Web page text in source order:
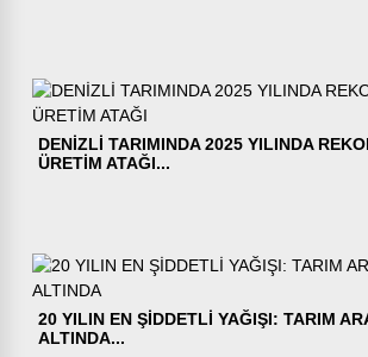
DENİZLİ TARIMINDA 2025 YILINDA
ÜRETİM ATAĞI...
20 YILIN EN ŞİDDETLİ YAĞIŞI: TARIM
ALTINDA...